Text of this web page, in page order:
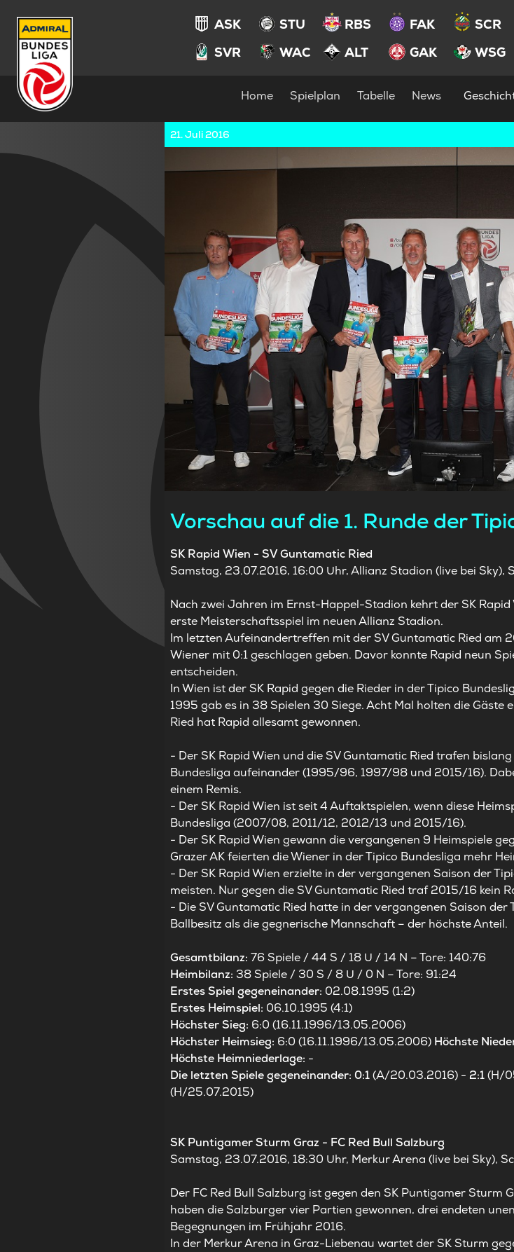
ASK STU RBS FAK SCR
SVR
WAC ALT GAK WSG
Home Spielplan Tabelle News
21. Juli 2016
Vorschau auf die 1. Runde der
SK Rapid Wien - SV Guntamatic Ried
Samstag, 23.07.2016, 16:00 Uhr, Allianz Stadion (live bei Sky),
Nach zwei Jahren im Ernst-Happel-Stadion kehrt der SK
erste Meisterschaftsspiel im neuen Allianz Stadion.
Im letzten Aufeinandertreffen mit der SV Guntamatic Ried am
Wiener mit 0:1 geschlagen geben. Davor konnte Rapid neun
entscheiden.
In Wien ist der SK Rapid gegen die Rieder in der Tipico
1995 gab es in 38 Spielen 30 Siege. Acht Mal holten die Gäste
Ried hat Rapid allesamt gewonnen.
- Der SK Rapid Wien und die SV Guntamatic Ried trafen
Bundesliga aufeinander (1995/96, 1997/98 und 2015/16).
einem Remis.
- Der SK Rapid Wien ist seit 4 Auftaktspielen, wenn diese
Bundesliga (2007/08, 2011/12, 2012/13 und 2015/16).
- Der SK Rapid Wien gewann die vergangenen 9 Heimspiele
Grazer AK feierten die Wiener in der Tipico Bundesliga mehr
- Der SK Rapid Wien erzielte in der vergangenen Saison der
meisten. Nur gegen die SV Guntamatic Ried traf 2015/16 kein
- Die SV Guntamatic Ried hatte in der vergangenen Saison der
Ballbesitz als die gegnerische Mannschaft – der höchste Anteil.
Gesamtbilanz:76 Spiele / 44 S / 18 U / 14 N – Tore: 140:76
Heimbilanz: 38 Spiele / 30 S / 8 U / 0 N – Tore: 91:24
Erstes Spiel gegeneinander: 02.08.1995 (1:2)
Erstes Heimspiel: 06.10.1995 (4:1)
Höchster Sieg: 6:0 (16.11.1996/13.05.2006)
Höchster Heimsieg: 6:0 (16.11.1996/13.05.2006) Höchste
Höchste Heimniederlage: -
Die letzten Spiele gegeneinander: 0:1(A/20.03.2016) - 2:1(H/
(H/25.07.2015)
SK Puntigamer Sturm Graz - FC Red Bull Salzburg
Samstag, 23.07.2016, 18:30 Uhr, Merkur Arena (live bei Sky),
Der FC Red Bull Salzburg ist gegen den SK Puntigamer Sturm
haben die Salzburger vier Partien gewonnen, drei endeten
Begegnungen im Frühjahr 2016.
In der Merkur Arena in Graz-Liebenau wartet der SK Sturm